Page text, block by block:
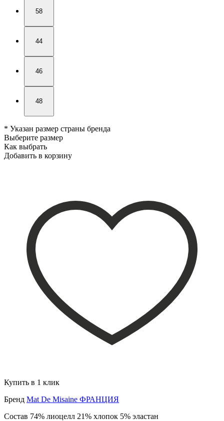
58
44
46
48
* Указан размер страны бренда
Выберите размер
Как выбрать
Добавить в корзину
Купить в 1 клик
Бренд Mat De Misaine ФРАНЦИЯ
Состав 74% лиоцелл 21% хлопок 5% эластан